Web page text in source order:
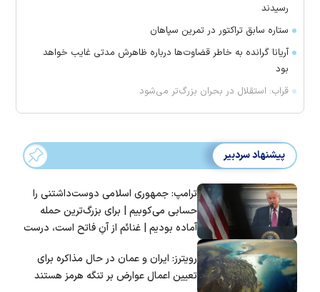
رسیدند
ستاره سابق تراکتور در تمرین سپاهان
آریانا گرانده به خاطر قضاوت‌ها درباره ظاهرش مدتی غایب خواهد
بود
قراب: استقلال در بحران بزرگ‌تر می‌شود
پیشنهاد سردبیر
ترامپ: جمهوری اسلامی دوست‌داشتنی را
حسابی می‌کوبیم | برای بزرگ‌ترین حمله
آماده بودیم | غنائم از آنِ فاتح است، درست
رویترز: ایران و عمان در حال مذاکره برای
تعیین اعمال عوارض بر تنگه هرمز هستند